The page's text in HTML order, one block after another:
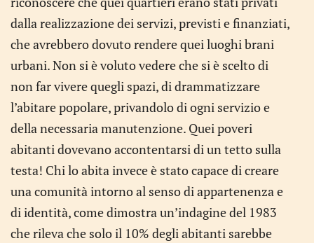
dalla realizzazione dei servizi, previsti e finanziati,
che avrebbero dovuto rendere quei luoghi brani
urbani. Non si è voluto vedere che si è scelto di
non far vivere quegli spazi, di drammatizzare
l’abitare popolare, privandolo di ogni servizio e
della necessaria manutenzione. Quei poveri
abitanti dovevano accontentarsi di un tetto sulla
testa! Chi lo abita invece è stato capace di creare
una comunità intorno al senso di appartenenza e
di identità, come dimostra un’indagine del 1983
che rileva che solo il 10% degli abitanti sarebbe